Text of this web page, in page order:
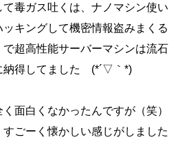
毒ガス吐くは、ナノマシン使い
キングして機密情報盗みまくる
超高性能サーバーマシンは流石
納得してました (*´▽｀*)
面白くなかったんですが（笑）
ごーく懐かしい感じがしました